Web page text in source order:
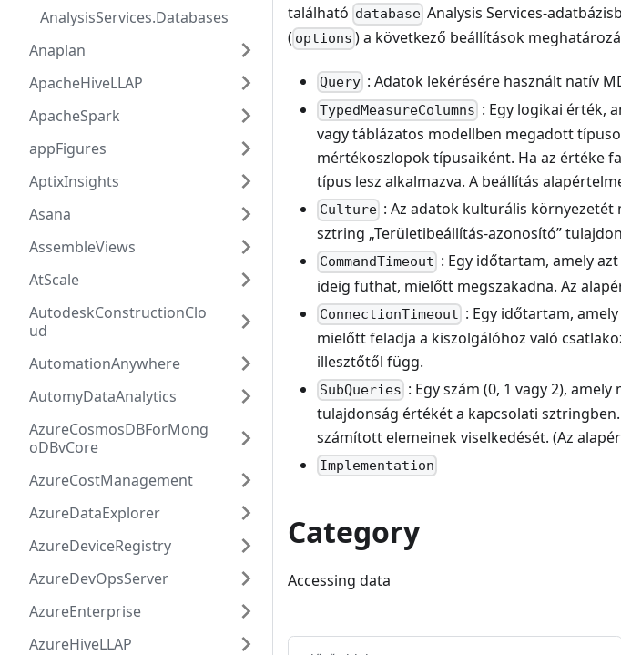
AnalysisServices.Databases
Anaplan
ApacheHiveLLAP
ApacheSpark
appFigures
AptixInsights
Asana
AssembleViews
AtScale
AutodeskConstructionClo
ud
AutomationAnywhere
AutomyDataAnalytics
AzureCosmosDBForMong
oDBvCore
AzureCostManagement
AzureDataExplorer
AzureDeviceRegistry
AzureDevOpsServer
AzureEnterprise
AzureHiveLLAP
található database Analysis Services-
( options ) a következő beállítások
Query : Adatok lekérésére használt natív
TypedMeasureColumns : Egy logikai érték,
vagy táblázatos modellben megadott
mértékoszlopok típusaiként. Ha az értéke
típus lesz alkalmazva. A beállítás
Culture : Az adatok kulturális környezetét
sztring „Területibeállítás-azonosító”
CommandTimeout : Egy időtartam, amely
ideig futhat, mielőtt megszakadna. Az
ConnectionTimeout : Egy időtartam,
mielőtt feladja a kiszolgálóhoz való
illesztőtől függ.
SubQueries : Egy szám (0, 1 vagy 2),
tulajdonság értékét a kapcsolati
számított elemeinek viselkedését. (Az
Implementation
Category
Accessing data